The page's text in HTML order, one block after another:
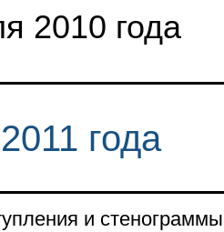
2010 года
года
и стенограммы